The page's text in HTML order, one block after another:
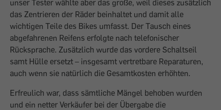
unser Tester wählte aber das große, weil dieses zusätzlich
das Zentrieren der Räder beinhaltet und damit alle
wichtigen Teile des Bikes umfasst. Der Tausch eines
abgefahrenen Reifens erfolgte nach telefonischer
Rücksprache. Zusätzlich wurde das vordere Schaltseil
samt Hülle ersetzt – insgesamt vertretbare Reparaturen,
auch wenn sie natürlich die Gesamtkosten erhöhten.
Erfreulich war, dass sämtliche Mängel behoben wurden
und ein netter Verkäufer bei der Übergabe die